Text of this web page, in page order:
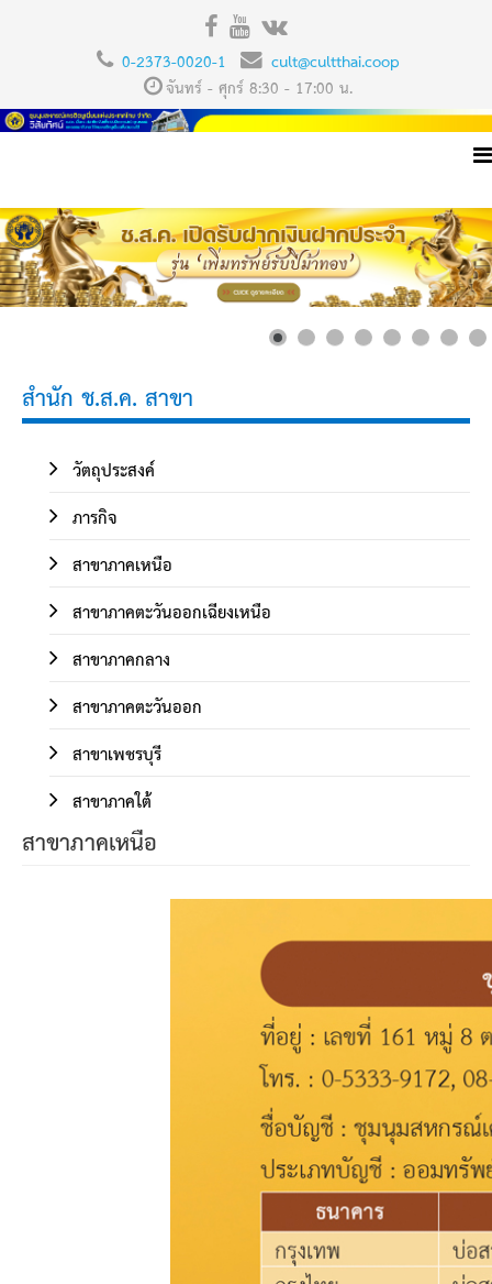
0-2373-0020-1
cult@cultthai.coop
จันทร์ - ศุกร์ 8:30 - 17:00 น.
สำนัก ช.ส.ค. สาขา
วัตถุประสงค์
ภารกิจ
สาขาภาคเหนือ
สาขาภาคตะวันออกเฉียงเหนือ
สาขาภาคกลาง
สาขาภาคตะวันออก
สาขาเพชรบุรี
สาขาภาคใต้
สาขาภาคเหนือ